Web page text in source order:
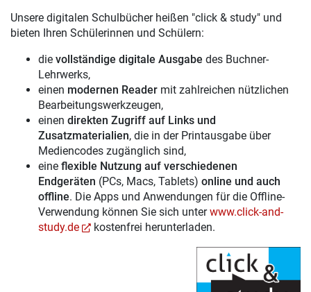
Unsere digitalen Schulbücher heißen "click & study" und
bieten Ihren Schülerinnen und Schülern:
die vollständige digitale Ausgabe des Buchner-
Lehrwerks,
einen modernen Reader mit zahlreichen nützlichen
Bearbeitungswerkzeugen,
einen direkten Zugriff auf Links und
Zusatzmaterialien, die in der Printausgabe über
Mediencodes zugänglich sind,
eine flexible Nutzung auf verschiedenen
Endgeräten (PCs, Macs, Tablets) online und auch
offline. Die Apps und Anwendungen für die Offline-
Verwendung können Sie sich unterwww.click-and-
study.de
kostenfrei herunterladen.